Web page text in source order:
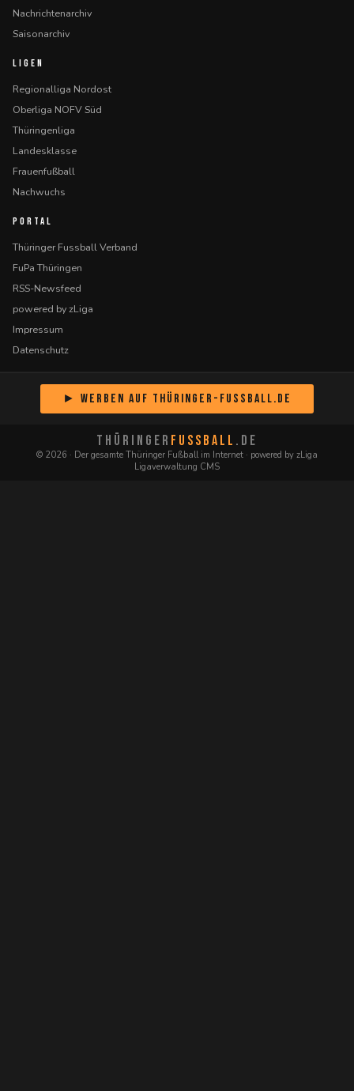
Nachrichtenarchiv
Saisonarchiv
LIGEN
Regionalliga Nordost
Oberliga NOFV Süd
Thüringenliga
Landesklasse
Frauenfußball
Nachwuchs
PORTAL
Thüringer Fussball Verband
FuPa Thüringen
RSS-Newsfeed
powered by zLiga
Impressum
Datenschutz
► Werben auf Thüringer-Fussball.de
THÜRINGER FUSSBALL .DE
© 2026 · Der gesamte Thüringer Fußball im Internet · powered by zLiga
Ligaverwaltung CMS